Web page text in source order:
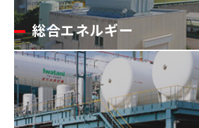
総合エネルギー